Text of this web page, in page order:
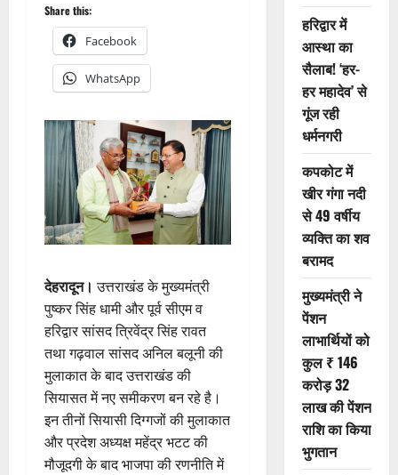
Share this:
Facebook
WhatsApp
देहरादून। उत्तराखंड के मुख्यमंत्री
पुष्कर सिंह धामी और पूर्व सीएम व
हरिद्वार सांसद त्रिवेंद्र सिंह रावत
तथा गढ़वाल सांसद अनिल बलूनी की
मुलाकात के बाद उत्तराखंड की
सियासत में नए समीकरण बन रहे है।
इन तीनों सियासी दिग्गजों की मुलाकात
और प्रदेश अध्यक्ष महेंद्र भटट की
मौजूदगी के बाद भाजपा की रणनीति में
हरिद्वार में
आस्था का
सैलाब! ‘हर-
हर महादेव’ से
गूंज रही
धर्मनगरी
कपकोट में
खीर गंगा नदी
से 49 वर्षीय
व्यक्ति का शव
बरामद
मुख्यमंत्री ने
पेंशन
लाभार्थियों को
कुल ₹ 146
करोड़ 32
लाख की पेंशन
राशि का किया
भुगतान